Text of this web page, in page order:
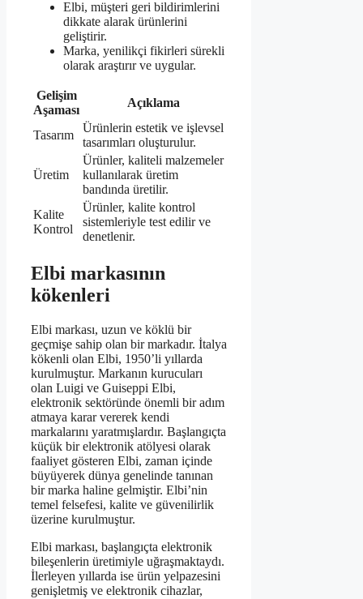
Elbi, müşteri geri bildirimlerini
dikkate alarak ürünlerini
geliştirir.
Marka, yenilikçi fikirleri sürekli
olarak araştırır ve uygular.
Gelişim
Aşaması
Açıklama
Tasarım
Ürünlerin estetik ve işlevsel
tasarımları oluşturulur.
Üretim
Ürünler, kaliteli malzemeler
kullanılarak üretim
bandında üretilir.
Kalite
Kontrol
Ürünler, kalite kontrol
sistemleriyle test edilir ve
denetlenir.
Elbi markasının
kökenleri
Elbi markası, uzun ve köklü bir
geçmişe sahip olan bir markadır. İtalya
kökenli olan Elbi, 1950’li yıllarda
kurulmuştur. Markanın kurucuları
olan Luigi ve Guiseppi Elbi,
elektronik sektöründe önemli bir adım
atmaya karar vererek kendi
markalarını yaratmışlardır. Başlangıçta
küçük bir elektronik atölyesi olarak
faaliyet gösteren Elbi, zaman içinde
büyüyerek dünya genelinde tanınan
bir marka haline gelmiştir. Elbi’nin
temel felsefesi, kalite ve güvenilirlik
üzerine kurulmuştur.
Elbi markası, başlangıçta elektronik
bileşenlerin üretimiyle uğraşmaktaydı.
İlerleyen yıllarda ise ürün yelpazesini
genişletmiş ve elektronik cihazlar,